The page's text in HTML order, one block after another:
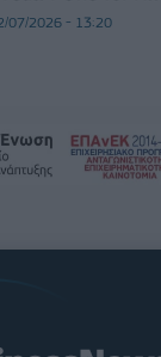
07/2026 - 13:20